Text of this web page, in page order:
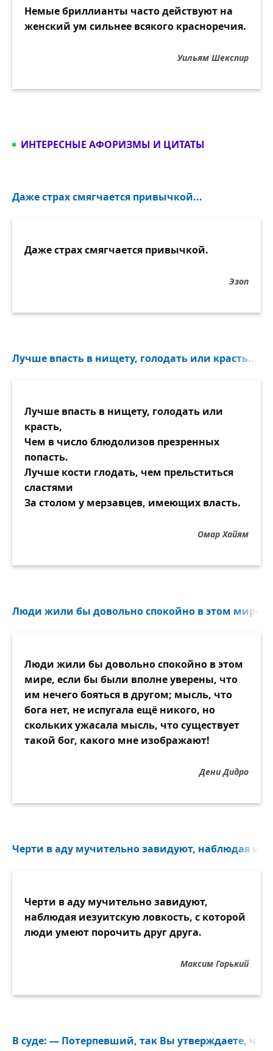
Немые бриллианты часто действуют на
женский ум сильнее всякого красноречия.
Уильям Шекспир
ИНТЕРЕСНЫЕ АФОРИЗМЫ И ЦИТАТЫ
Даже страх смягчается привычкой...
Даже страх смягчается привычкой.
Эзоп
Лучше впасть в нищету, голодать или красть...
Лучше впасть в нищету, голодать или
красть,
Чем в число блюдолизов презренных
попасть.
Лучше кости глодать, чем прельститься
сластями
За столом у мерзавцев, имеющих власть.
Омар Хайям
Люди жили бы довольно спокойно в этом мире,
Люди жили бы довольно спокойно в этом
мире, если бы были вполне уверены, что
им нечего бояться в другом; мысль, что
бога нет, не испугала ещё никого, но
скольких ужасала мысль, что существует
такой бог, какого мне изображают!
Дени Дидро
Черти в аду мучительно завидуют, наблюдая
Черти в аду мучительно завидуют,
наблюдая иезуитскую ловкость, с которой
люди умеют порочить друг друга.
Максим Горький
В суде: — Потерпевший, так Вы утверждаете,